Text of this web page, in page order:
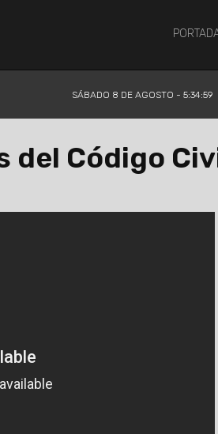
SÁBADO 8 DE AGOSTO - 5:34:59
Código